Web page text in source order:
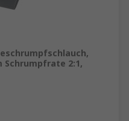
Schrumpfrate 2:1,